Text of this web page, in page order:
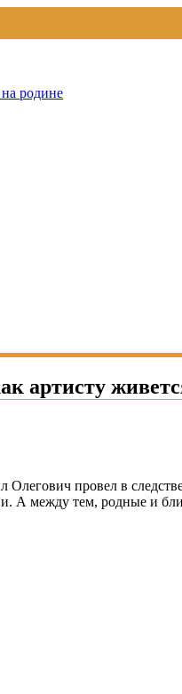
родине
артисту
Олегович провел в
А между тем, родные и